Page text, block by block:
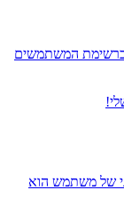
המשתמשים
של משתמש הוא